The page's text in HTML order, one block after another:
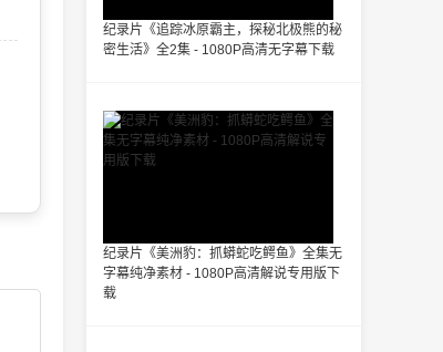
纪录片《追踪冰原霸主，探秘北极熊的秘
密生活》全2集 - 1080P高清无字幕下载
纪录片《美洲豹：抓蟒蛇吃鳄鱼》全集无
字幕纯净素材 - 1080P高清解说专用版下
载